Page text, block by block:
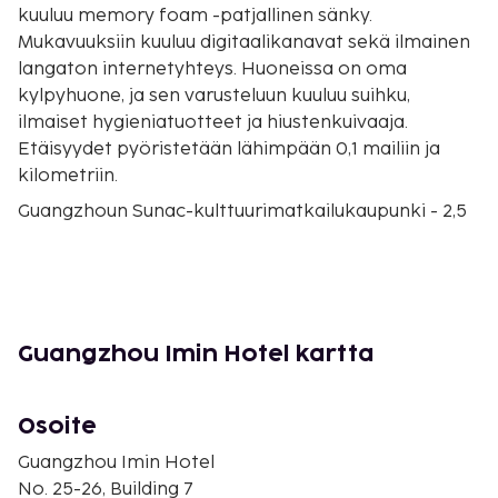
kuuluu memory foam -patjallinen sänky.
Mukavuuksiin kuuluu digitaalikanavat sekä ilmainen
langaton internetyhteys. Huoneissa on oma
kylpyhuone, ja sen varusteluun kuuluu suihku,
ilmaiset hygieniatuotteet ja hiustenkuivaaja.
Etäisyydet pyöristetään lähimpään 0,1 mailiin ja
kilometriin.
Guangzhoun Sunac-kulttuurimatkailukaupunki - 2,5
Guangdongin kansainvälinen soutukeskus - 20 km /
Big Hippo -vesimaailma - 29,2 km / 18,1 mi
Baiyun-vuori - 29,9 km / 18,6 mi
Guangzhou Wanda Plaza - 31,8 km / 19,7 mi
Guangzhou Imin Hotel kartta
Osoite
Guangzhou Imin Hotel
No. 25-26, Building 7